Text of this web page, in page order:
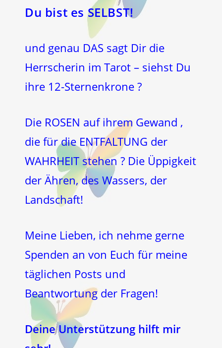
Du bist es SELBST!
und genau DAS sagt Dir die
Herrscherin im Tarot – siehst Du
ihre 12-Sternenkrone ?
Die ROSEN auf ihrem Gewand ,
die für die ENTFALTUNG der
WAHRHEIT stehen ? Die Üppigkeit
der Ähren, des Wassers, der
Landschaft!
Meine Lieben, ich nehme gerne
Spenden an von Euch für meine
täglichen Posts und
Beantwortung der Fragen!
Deine Unterstützung hilft mir